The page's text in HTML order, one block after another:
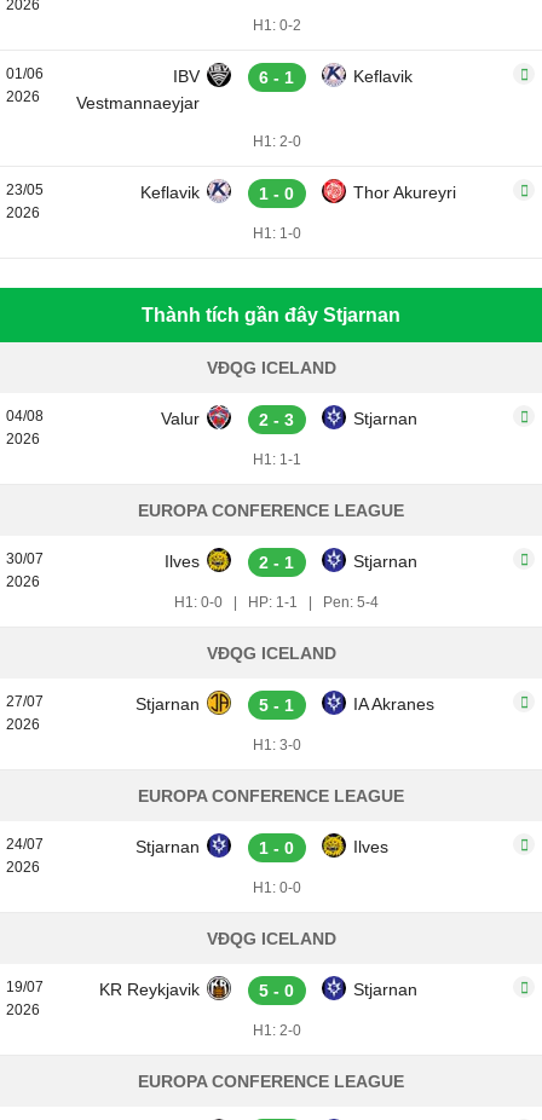
2026
H1: 0-2
01/06
2026
IBV
Vestmannaeyjar
6 - 1 Keflavik
H1: 2-0
23/05
2026
Keflavik 1 - 0 Thor Akureyri
H1: 1-0
Thành tích gần đây Stjarnan
VĐQG ICELAND
04/08
2026
Valur 2 - 3 Stjarnan
H1: 1-1
EUROPA CONFERENCE LEAGUE
30/07
2026
Ilves 2 - 1 Stjarnan
H1: 0-0 HP: 1-1 Pen: 5-4
VĐQG ICELAND
27/07
2026
Stjarnan 5 - 1 IA Akranes
H1: 3-0
EUROPA CONFERENCE LEAGUE
24/07
2026
Stjarnan 1 - 0 Ilves
H1: 0-0
VĐQG ICELAND
19/07
2026
KR Reykjavik 5 - 0 Stjarnan
H1: 2-0
EUROPA CONFERENCE LEAGUE